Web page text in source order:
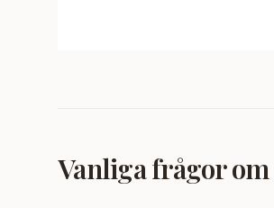
Vanliga frågor om